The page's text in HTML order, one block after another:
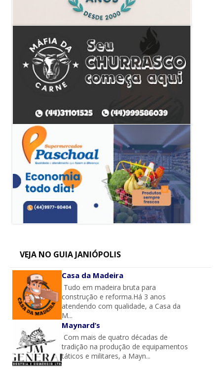
VEJA NO GUIA JANIÓPOLIS
Casa da Madeira
Tudo em madeira bruta para
construção e reforma.Há 3 anos
atendendo com qualidade, a Casa da
M...
Maynard’s
Com mais de quatro décadas de
tradição na produção de equipamentos
táticos e militares, a Mayn...